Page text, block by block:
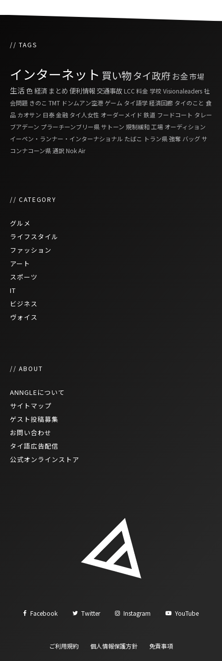
// TAGS
インターネット 買い物タイ政府お金市場
生活 色経済 まとめ 便利情報交通事故LCC 料金 学校 Visionaleaders 社
会問題 きのこ TMT ドンムアン空港 ゲーム タイ語学経済回廊 タイのこと 食
品 カオサン 日泰金融 タイ人女性 オーダーメイド 鉄道 フードコート タレー
ブアデーン プラーチーンブリー県サトーン 規制緩和 工場 オーディション
イーペン・ランナー・インターナショナル たばこ トラン県強奪 バッグサ
コンナコーン県通訳 Nok Air
// CATEGORY
グルメ
ライフスタイル
ファッション
アート
スポーツ
IT
ビジネス
ヴォイス
// ABOUT
ANNGLEについて
サイトマップ
ゲスト投稿募集
お問い合わせ
タイ語広告配信
公式オンラインストア
Facebook Twitter Instagram YouTube
ご利用規約 個人情報保護方針 免責事項